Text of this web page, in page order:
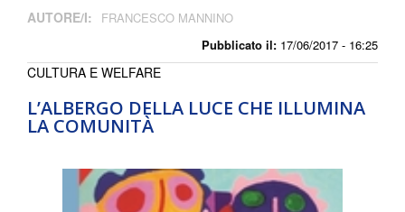
Pubblicato il: 17/06/2017 - 16:25
AUTORE/I: FRANCESCO MANNINO
L’ALBERGO DELLA LUCE CHE ILLUMINA
LA COMUNITÀ
CULTURA E WELFARE